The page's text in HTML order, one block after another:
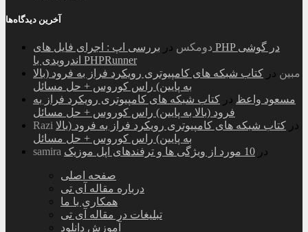
آخرین دیدگاه‌ها
دومکس در بررسی اپ : اجرای فایل های PHP در گوشی
اندرویدی با PHPRunner
مبین در کتاب شبکه های کامپیوتری رویکرد فراز به فرود (بالا
به پایین) راس کوروس + حل مسائل
مسعود واعظ در کتاب شبکه های کامپیوتری رویکرد فراز به
فرود (بالا به پایین) راس کوروس + حل مسائل
Razi
در کتاب شبکه های کامپیوتری رویکرد فراز به فرود (بالا
به پایین) راس کوروس + حل مسائل
samira
در 10 مورد از ویژگی ها و ترفندهای اپل موزیک
صفحه اصلی
درباره مقاله آی تی
همکاری با ما
تبلیغات در مقاله آی تی
آموزش دانلود